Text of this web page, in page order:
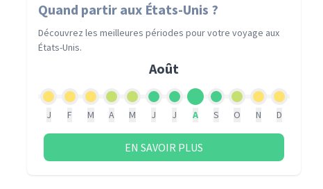
Quand partir aux États-Unis ?
Découvrez les meilleures périodes pour votre voyage aux
États-Unis.
Août
J F M A M J J A S O N D
EN SAVOIR PLUS